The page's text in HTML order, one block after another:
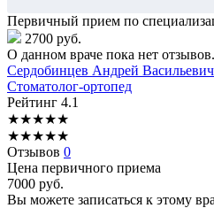
Первичный прием по
2700 руб.
О данном враче пока нет отзывов.
Сердобинцев Андрей Васильевич
Стоматолог-ортопед
Рейтинг 4.1
★★★★★
★★★★★
Отзывов 0
Цена первичного приема
7000 руб.
Вы можете записаться к этому